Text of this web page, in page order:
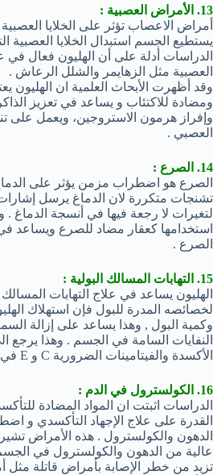
13. الأمراض العصبية :
أمراض الاعصاب تؤثر على الخلايا
يستطيع الجسم استبدال الخلايا العصبية
الدراسات أدلة على أن الهليون فعال في
العصبية مثل الزهايمر والشلل الرعاش .
وقد أظهرت الأبحاث العلمية ان الهليون
ومضادة للاكتئاب و يساعد في تعزيز
وإفراز هرمون الاستروجين، ويعمل على
العصبي .
14. الصرع :
الصرع هو اضطراب مزمن يؤثر على
تشنجات متكررة لان الدماغ يرسل
لتغيرات لا رجعة فيها في أنسجة الدماغ .
استخدامها كعقار مضاد للصرع ويساعد
الصرع .
15. التهابات المسالك البولية :
الهليون يساعد في علاج التهابات المسالك
لخصائصه المدرة للبول فإن استهلاك
وكمية البول , وهذا يساعد على إزالة
النفايات السامة في الجسم . وهذا يرجع
الأكسدة والفيتامينات الضرورية C و E في الهليون .
16. الكولسترول في الدم :
الدراسات اثبتت ان المواد المضادة
القدرة على علاج الإجهاد التأكسدي و
الدهون والكولسترول . هذه الأمراض
عالية من الدهون والكولسترول في
تزيد من خطر الإصابة بأمراض قاتلة مثل